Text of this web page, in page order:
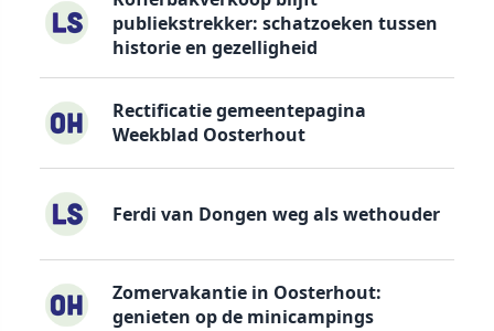
publiekstrekker: schatzoeken tussen
historie en gezelligheid
Rectificatie gemeentepagina
Weekblad Oosterhout
Ferdi van Dongen weg als wethouder
Zomervakantie in Oosterhout:
genieten op de minicampings